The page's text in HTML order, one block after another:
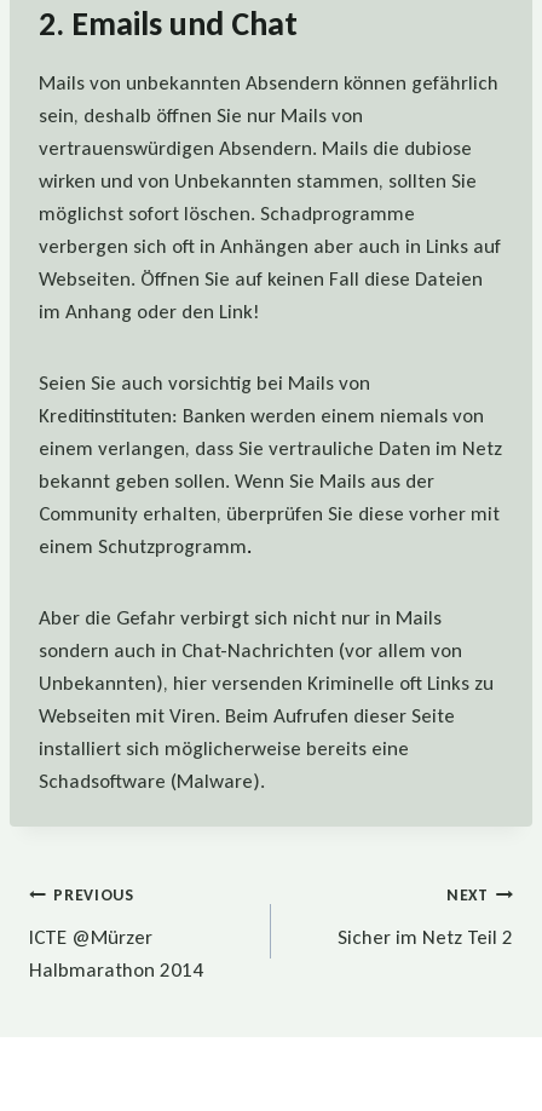
2. Emails und Chat
Mails von unbekannten Absendern können gefährlich
sein, deshalb öffnen Sie nur Mails von
vertrauenswürdigen Absendern. Mails die dubiose
wirken und von Unbekannten stammen, sollten Sie
möglichst sofort löschen. Schadprogramme
verbergen sich oft in Anhängen aber auch in Links auf
Webseiten. Öffnen Sie auf keinen Fall diese Dateien
im Anhang oder den Link!
Seien Sie auch vorsichtig bei Mails von
Kreditinstituten: Banken werden einem niemals von
einem verlangen, dass Sie vertrauliche Daten im Netz
bekannt geben sollen. Wenn Sie Mails aus der
Community erhalten, überprüfen Sie diese vorher mit
einem Schutzprogramm.
Aber die Gefahr verbirgt sich nicht nur in Mails
sondern auch in Chat-Nachrichten (vor allem von
Unbekannten), hier versenden Kriminelle oft Links zu
Webseiten mit Viren. Beim Aufrufen dieser Seite
installiert sich möglicherweise bereits eine
Schadsoftware (Malware).
Beitragsnavigation
PREVIOUS
ICTE @Mürzer
Halbmarathon 2014
NEXT
Sicher im Netz Teil 2